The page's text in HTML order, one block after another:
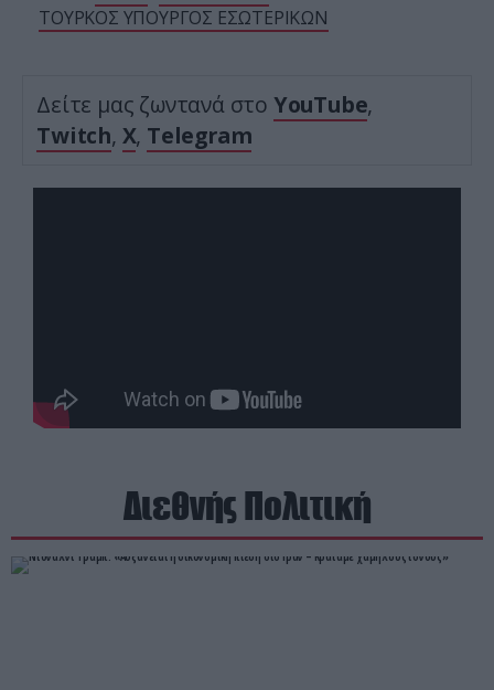
ΤΟΥΡΚΟΣ ΥΠΟΥΡΓΟΣ ΕΣΩΤΕΡΙΚΩΝ
Δείτε μας ζωντανά στο YouTube,
Twitch, X, Telegram
Διεθνής Πολιτική